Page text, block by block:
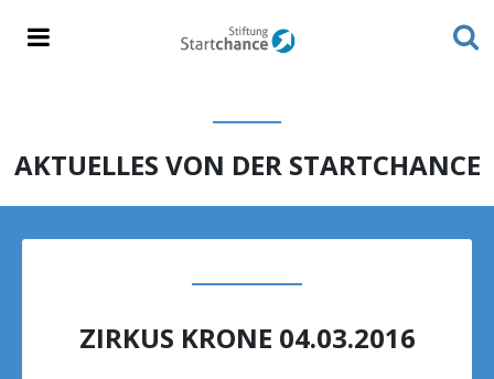
AKTUELLES VON DER STARTCHANCE
ZIRKUS KRONE 04.03.2016